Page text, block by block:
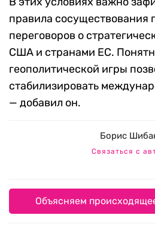
правила сосуществования
переговоров о
США и странами ЕС.
геополитической игры
стабилизировать
— добавил он.
Борис
Связаться с
Объясняем